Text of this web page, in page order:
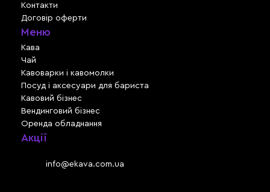
Контакти
Договір оферти
Меню
Кава
Чай
Кавоварки і кавомолки
Посуд і аксесуари для бариста
Кавовий бізнес
Вендинговий бізнес
Оренда обладнання
Акції
info@ekava.com.ua